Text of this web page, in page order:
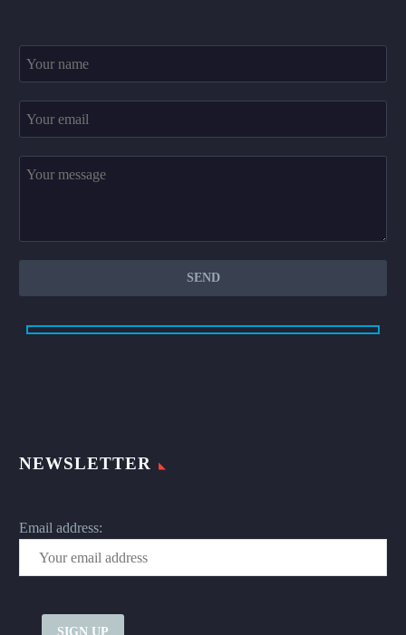
NEWSLETTER
Email address: